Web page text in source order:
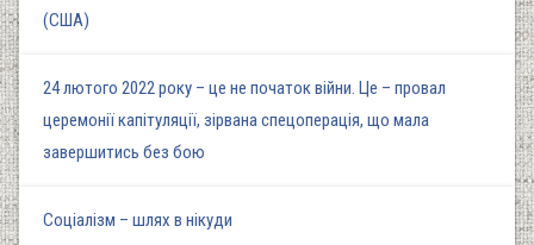
(США)
24 лютого 2022 року – це не початок війни. Це – провал
церемонії капітуляції, зірвана спецоперація, що мала
завершитись без бою
Соціалізм – шлях в нікуди